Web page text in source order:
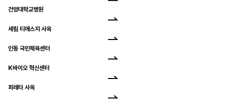
건양대학교병원
세림 티에스지 사옥
인동 국민체육센터
K바이오 혁신센터
피레타 사옥